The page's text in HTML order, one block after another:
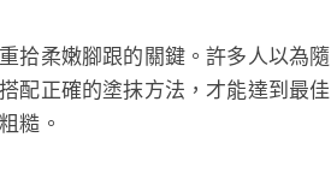
拾柔嫩腳跟的關鍵。許多人以為隨
配正確的塗抹方法，才能達到最佳
糙。